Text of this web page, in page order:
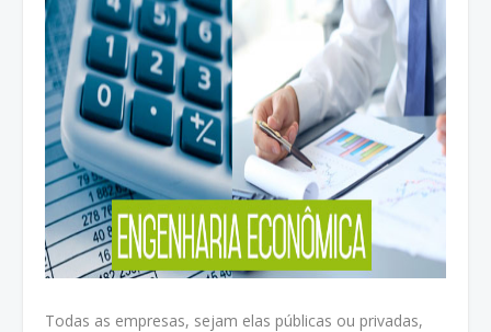
Todas as empresas, sejam elas públicas ou privadas,